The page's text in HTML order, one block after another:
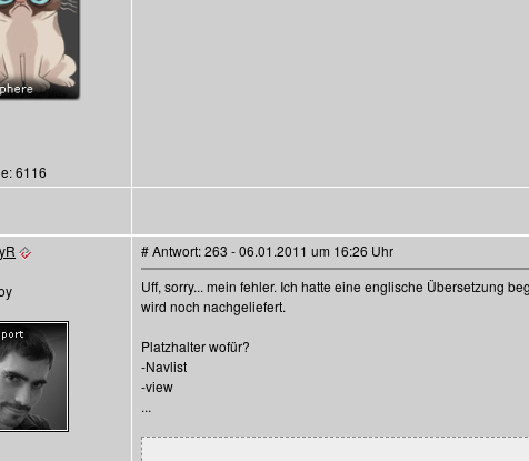
6116
# Antwort: 263 - 06.01.2011 um 16:26 Uhr
Uff, sorry... mein fehler. Ich hatte eine englische Übersetzung
wird noch nachgeliefert.
Platzhalter wofür?
-Navlist
-view
...